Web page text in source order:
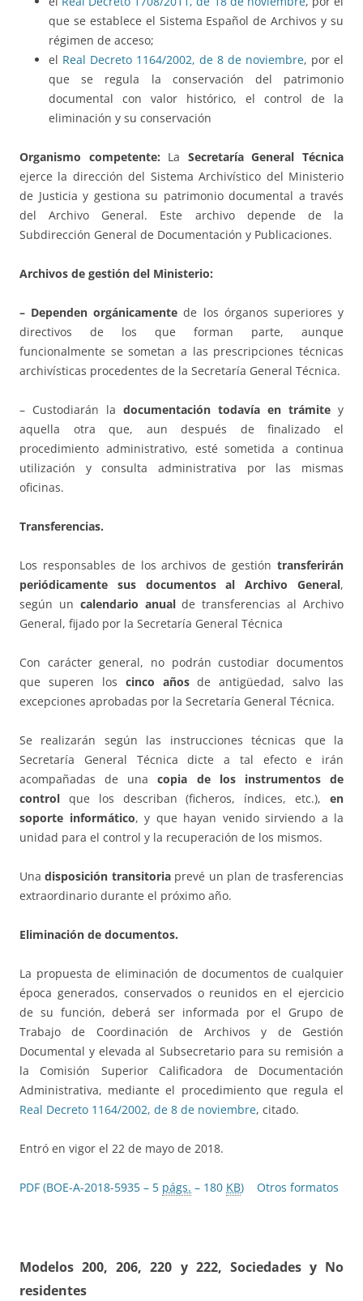
que se establece el Sistema Español de Archivos y su
régimen de acceso;
el Real Decreto 1164/2002, de 8 de noviembre, por el
que se regula la conservación del patrimonio
documental con valor histórico, el control de la
eliminación y su conservación
Organismo competente: La Secretaría General Técnica
ejerce la dirección del Sistema Archivístico del Ministerio
de Justicia y gestiona su patrimonio documental a través
del Archivo General. Este archivo depende de la
Subdirección General de Documentación y Publicaciones.
Archivos de gestión del Ministerio:
– Dependen orgánicamente de los órganos superiores y
directivos de los que forman parte, aunque
funcionalmente se sometan a las prescripciones técnicas
archivísticas procedentes de la Secretaría General Técnica.
– Custodiarán la documentación todavía en trámite y
aquella otra que, aun después de finalizado el
procedimiento administrativo, esté sometida a continua
utilización y consulta administrativa por las mismas
oficinas.
Transferencias.
Los responsables de los archivos de gestión transferirán
periódicamente sus documentos al Archivo General,
según un calendario anualde transferencias al Archivo
General, fijado por la Secretaría General Técnica
Con carácter general, no podrán custodiar documentos
que superen los cinco añosde antigüedad, salvo las
excepciones aprobadas por la Secretaría General Técnica.
Se realizarán según las instrucciones técnicas que la
Secretaría General Técnica dicte a tal efecto e irán
acompañadas de unacopia de los instrumentos de
control que los describan (ficheros, índices, etc.), en
soporte informático, y que hayan venido sirviendo a la
unidad para el control y la recuperación de los mismos.
Unadisposición transitoriaprevé un plan de trasferencias
extraordinario durante el próximo año.
Eliminación de documentos.
La propuesta de eliminación de documentos de cualquier
época generados, conservados o reunidos en el ejercicio
de su función, deberá ser informada por el Grupo de
Trabajo de Coordinación de Archivos y de Gestión
Documental y elevada al Subsecretario para su remisión a
la Comisión Superior Calificadora de Documentación
Administrativa, mediante el procedimiento que regula el
Real Decreto 1164/2002, de 8 de noviembre, citado.
Entró en vigor el 22 de mayo de 2018.
PDF (BOE-A-2018-5935 – 5 págs. – 180 KB) Otros formatos
Modelos 200, 206, 220 y 222, Sociedades y No
residentes